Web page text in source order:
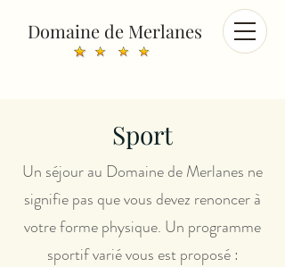
Domaine de Merlanes
Sport
Un séjour au Domaine de Merlanes ne
signifie pas que vous devez renoncer à
votre forme physique. Un programme
sportif varié vous est proposé :